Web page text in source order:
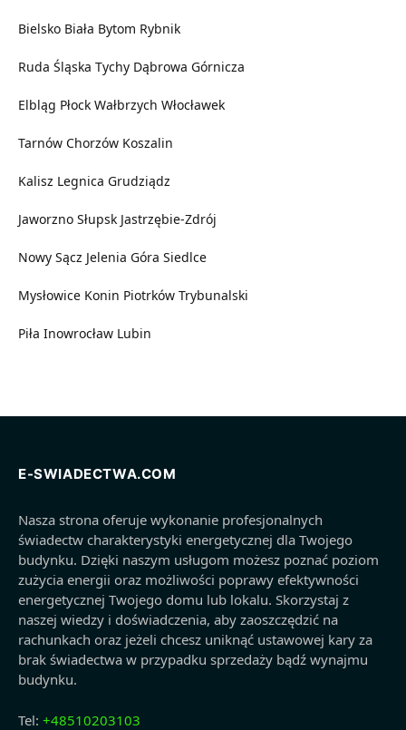
Bielsko Biała Bytom Rybnik
Ruda Śląska Tychy Dąbrowa Górnicza
Elbląg Płock Wałbrzych Włocławek
Tarnów Chorzów Koszalin
Kalisz Legnica Grudziądz
Jaworzno Słupsk Jastrzębie-Zdrój
Nowy Sącz Jelenia Góra Siedlce
Mysłowice Konin Piotrków Trybunalski
Piła Inowrocław Lubin
E-SWIADECTWA.COM
Nasza strona oferuje wykonanie profesjonalnych
świadectw charakterystyki energetycznej dla Twojego
budynku. Dzięki naszym usługom możesz poznać poziom
zużycia energii oraz możliwości poprawy efektywności
energetycznej Twojego domu lub lokalu. Skorzystaj z
naszej wiedzy i doświadczenia, aby zaoszczędzić na
rachunkach oraz jeżeli chcesz uniknąć ustawowej kary za
brak świadectwa w przypadku sprzedaży bądź wynajmu
budynku.
Tel: +48510203103